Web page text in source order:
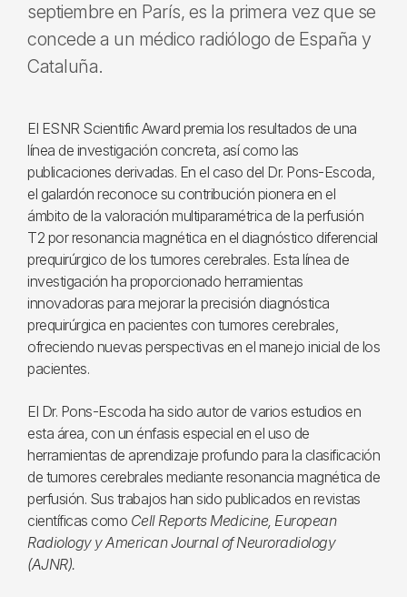
septiembre en París, es la primera vez que se
concede a un médico radiólogo de España y
Cataluña.
El ESNR Scientific Award premia los resultados de una
línea de investigación concreta, así como las
publicaciones derivadas. En el caso del Dr. Pons-Escoda,
el galardón reconoce su contribución pionera en el
ámbito de la valoración multiparamétrica de la perfusión
T2 por resonancia magnética en el diagnóstico diferencial
prequirúrgico de los tumores cerebrales. Esta línea de
investigación ha proporcionado herramientas
innovadoras para mejorar la precisión diagnóstica
prequirúrgica en pacientes con tumores cerebrales,
ofreciendo nuevas perspectivas en el manejo inicial de los
pacientes.
El Dr. Pons-Escoda ha sido autor de varios estudios en
esta área, con un énfasis especial en el uso de
herramientas de aprendizaje profundo para la clasificación
de tumores cerebrales mediante resonancia magnética de
perfusión. Sus trabajos han sido publicados en revistas
científicas como Cell Reports Medicine, European
Radiology y American Journal of Neuroradiology
(AJNR).